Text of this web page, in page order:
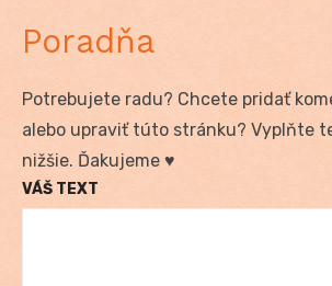
Poradňa
Potrebujete radu? Chcete pridať
alebo upraviť túto stránku? Vyplňte
nižšie. Ďakujeme ♥
VÁŠ TEXT